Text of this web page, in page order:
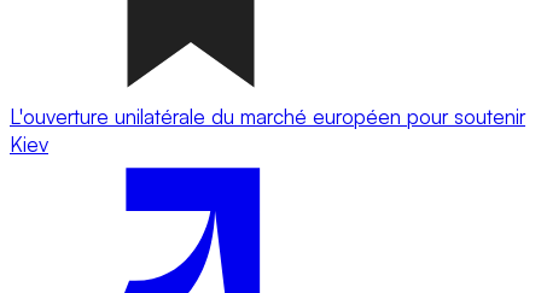
L'ouverture unilatérale du marché européen pour soutenir
Kiev